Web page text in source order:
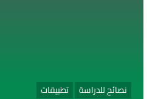
نصائح للدراسة تطبيقات